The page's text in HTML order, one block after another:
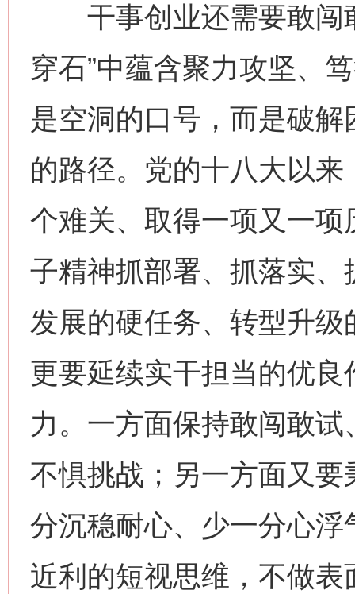
干事创业还需要敢闯
穿石”中蕴含聚力攻坚、
是空洞的口号，而是破
的路径。党的十八大以
个难关、取得一项又一
子精神抓部署、抓落实、
发展的硬任务、转型升
更要延续实干担当的优
力。一方面保持敢闯敢
不惧挑战；另一方面又要
分沉稳耐心、少一分心
近利的短视思维，不做